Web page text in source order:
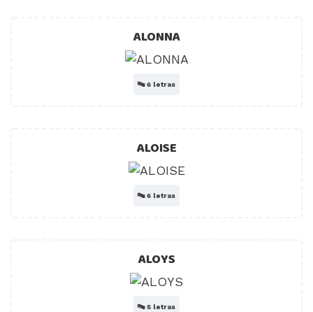
ALONNA
🔤6 letras
ALOISE
🔤6 letras
ALOYS
🔤5 letras